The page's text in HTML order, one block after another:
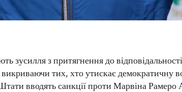
зусилля з притягнення до
викриваючи тих, хто утискає демократичну
вводять санкції проти Марвіна Рамеро